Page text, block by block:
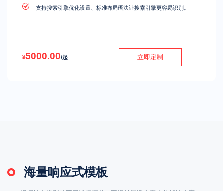
支持搜索引擎优化设置、标准布局语法让搜索引擎更容易识别。
¥5000.00/起 立即定制
海量响应式模板